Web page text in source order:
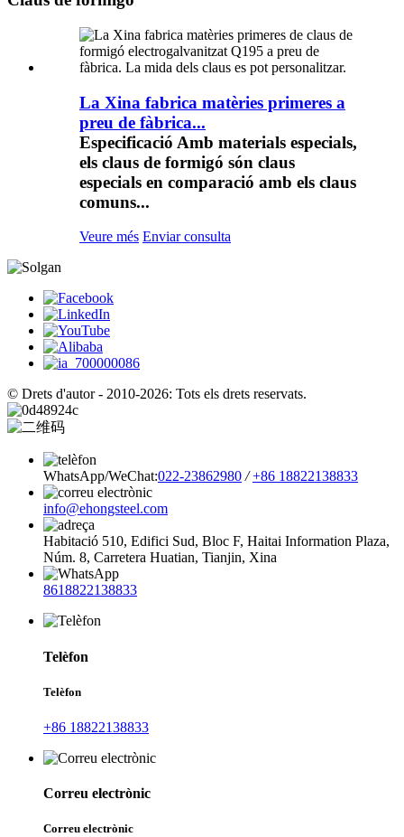
La Xina fabrica matèries primeres a
preu de fàbrica...
Especificació Amb materials especials,
els claus de formigó són claus
especials en comparació amb els claus
comuns...
Veure més Enviar consulta
© Drets d'autor - 2010-2026: Tots els drets reservats.
WhatsApp/WeChat:022-23862980 / +86 18822138833
info@ehongsteel.com
Habitació 510, Edifici Sud, Bloc F, Haitai Information Plaza,
Núm. 8, Carretera Huatian, Tianjin, Xina
8618822138833
Telèfon
Telèfon
+86 18822138833
Correu electrònic
Correu electrònic